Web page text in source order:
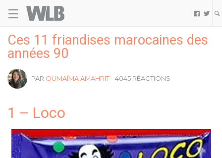
☰  
Ces 11 friandises marocaines des
années 90
PAR OUMAÏMA AMAHRIT - 4045 RÉACTIONS
1 – Loco